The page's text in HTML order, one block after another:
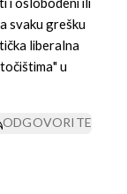
i oslobođeni ili
svaku grešku
liberalna
u
ODGOVORITE